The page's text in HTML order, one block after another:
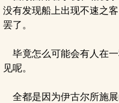
没有发现船上出现不速之
罢了。
毕竟怎么可能会有人在
见呢。
全都是因为伊古尔所施展